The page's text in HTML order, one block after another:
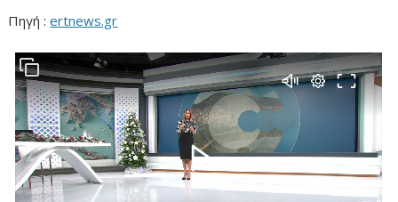
Πηγή :ertnews.gr